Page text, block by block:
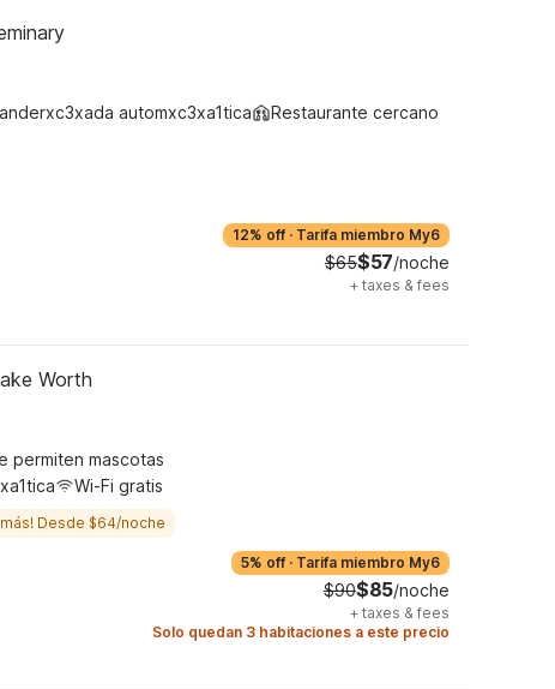
automxc3xa1tica Restaurante cercano
12% off · Tarifa miembro My6
$65$57/noche
+ taxes & fees
Worth
permiten mascotas
Wi-Fi gratis
Desde $64/noche
5% off · Tarifa miembro My6
$90$85/noche
+ taxes & fees
Solo quedan 3 habitaciones a este precio